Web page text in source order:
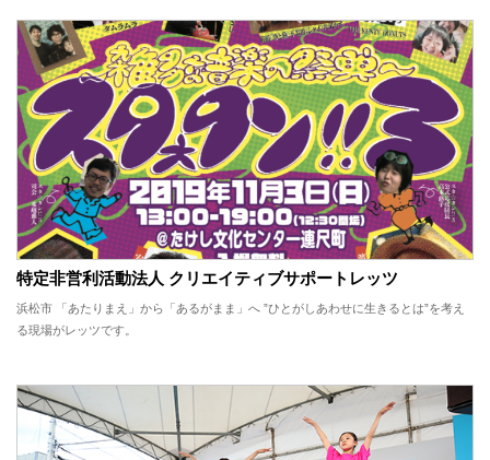
特定非営利活動法人 クリエイティブサポートレッツ
浜松市 「あたりまえ」から「あるがまま」へ ”ひとがしあわせに生きるとは”を考え
る現場がレッツです。